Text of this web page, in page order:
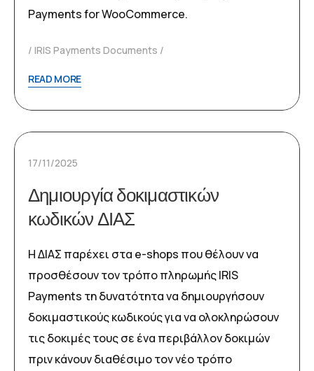
Payments for WooCommerce.
IRIS Payments Documents
READ MORE
17/11/2025
Δημιουργία δοκιμαστικών
κωδικών ΔΙΑΣ
Η ΔΙΑΣ παρέχει στα e-shops που θέλουν να
προσθέσουν τον τρόπο πληρωμής IRIS
Payments τη δυνατότητα να δημιουργήσουν
δοκιμαστικούς κωδικούς για να ολοκληρώσουν
τις δοκιμές τους σε ένα περιβάλλον δοκιμών
πριν κάνουν διαθέσιμο τον νέο τρόπο